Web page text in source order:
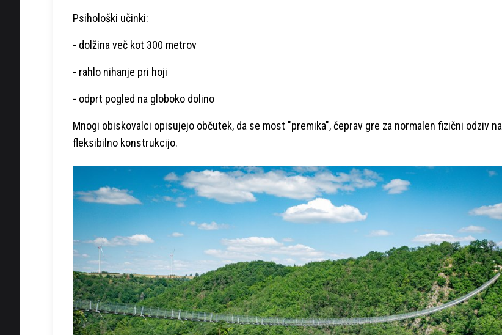
Psihološki učinki:
- dolžina več kot 300 metrov
- rahlo nihanje pri hoji
- odprt pogled na globoko dolino
Mnogi obiskovalci opisujejo občutek, da se most "premika", čeprav gre za normalen fizični odziv na
fleksibilno konstrukcijo.